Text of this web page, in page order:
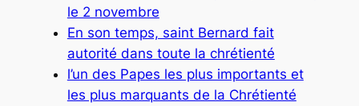
le 2 novembre
En son temps, saint Bernard fait
autorité dans toute la chrétienté
l’un des Papes les plus importants et
les plus marquants de la Chrétienté